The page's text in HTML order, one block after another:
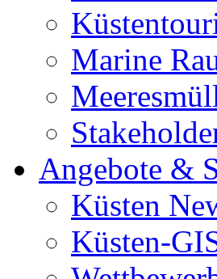
Marine
Angebote &
Küsten
Küsten-